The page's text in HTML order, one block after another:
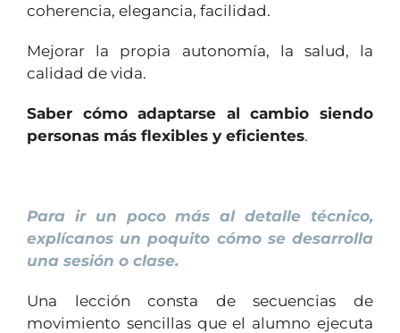
coherencia, elegancia, facilidad.
Mejorar la propia autonomía, la salud, la
calidad de vida.
Saber cómo adaptarse al cambio siendo
personas más flexibles y eficientes.
Para ir un poco más al detalle técnico,
explícanos un poquito cómo se desarrolla
una sesión o clase.
Una lección consta de secuencias de
movimiento sencillas que el alumno ejecuta